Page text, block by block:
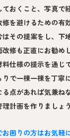
おくこと、写真で
を避けるための有
その提案をし、下
改修も正直にお勧め
仕様の提示を通じ
で一棟一棟を丁寧
点があれば気兼ね
計画を作りましょう
困りの方はお気軽